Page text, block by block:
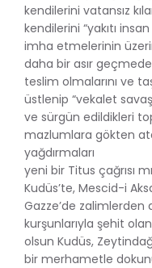
kendilerini vatansız
kendilerini “yakıtı
imha etmelerinin
daha bir asır
teslim olmalarını ve
üstlenip “vekalet
ve sürgün edildikleri
mazlumlara gökten
yağdırmaları
yeni bir Titus çağrısı
Kudüs’te, Mescid-i
Gazze’de zalimlerden
kurşunlarıyla şehit
olsun Kudüs,
bir merhametle